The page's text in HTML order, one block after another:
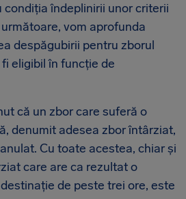
condiția îndeplinirii unor criterii
vom aprofunda
despăgubirii pentru zborul
eligibil în funcție de
că un zbor care suferă o
denumit adesea zbor întârziat,
Cu toate acestea, chiar și
care are ca rezultat o
de peste trei ore, este